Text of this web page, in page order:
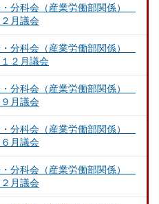
分科会（産業労働部関係）
月議会
分科会（産業労働部関係）
２月議会
分科会（産業労働部関係）
月議会
分科会（産業労働部関係）
月議会
分科会（産業労働部関係）
月議会